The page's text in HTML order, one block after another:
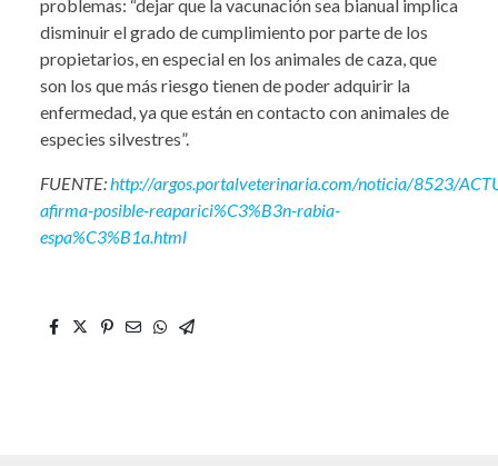
problemas: “dejar que la vacunación sea bianual implica
disminuir el grado de cumplimiento por parte de los
propietarios, en especial en los animales de caza, que
son los que más riesgo tienen de poder adquirir la
enfermedad, ya que están en contacto con animales de
especies silvestres”.
FUENTE:http://argos.portalveterinaria.com/noticia/8523/
afirma-posible-reaparici%C3%B3n-rabia-
espa%C3%B1a.html